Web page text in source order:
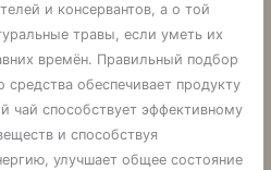
и консервантов, а о той
травы, если уметь их
времён. Правильный подбор
обеспечивает продукту
чай способствует эффективному
и способствуя
улучшает общее состояние